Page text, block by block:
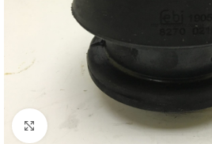
Нажмите, чтобы увеличить